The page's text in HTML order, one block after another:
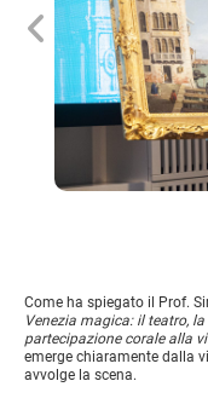
Come ha spiegato il Prof.
Venezia magica: il teatro,
partecipazione corale alla
emerge chiaramente dalla
avvolge la scena.